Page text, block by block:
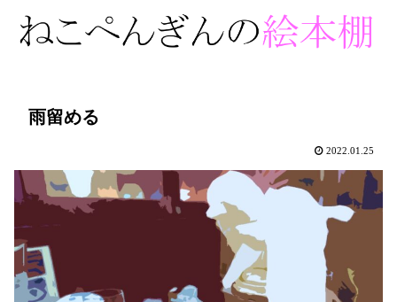
雨留める
2022.01.25